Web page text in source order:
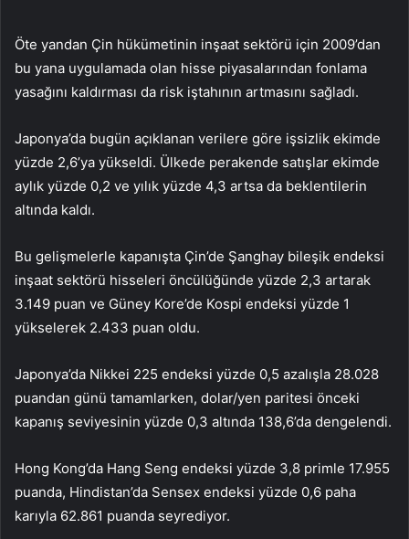
Öte yandan Çin hükümetinin inşaat sektörü için 2009’dan
bu yana uygulamada olan hisse piyasalarından fonlama
yasağını kaldırması da risk iştahının artmasını sağladı.
Japonya’da bugün açıklanan verilere göre işsizlik ekimde
yüzde 2,6’ya yükseldi. Ülkede perakende satışlar ekimde
aylık yüzde 0,2 ve yılık yüzde 4,3 artsa da beklentilerin
altında kaldı.
Bu gelişmelerle kapanışta Çin’de Şanghay bileşik endeksi
inşaat sektörü hisseleri öncülüğünde yüzde 2,3 artarak
3.149 puan ve Güney Kore’de Kospi endeksi yüzde 1
yükselerek 2.433 puan oldu.
Japonya’da Nikkei 225 endeksi yüzde 0,5 azalışla 28.028
puandan günü tamamlarken, dolar/yen paritesi önceki
kapanış seviyesinin yüzde 0,3 altında 138,6’da dengelendi.
Hong Kong’da Hang Seng endeksi yüzde 3,8 primle 17.955
puanda, Hindistan’da Sensex endeksi yüzde 0,6 paha
karıyla 62.861 puanda seyrediyor.